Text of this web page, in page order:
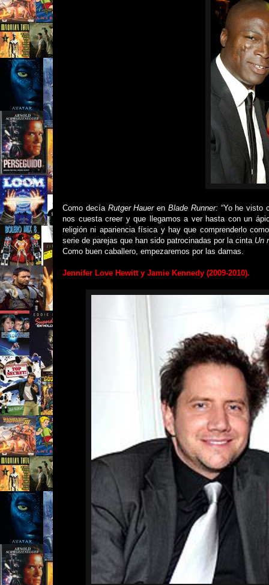
Como decía Rutger HauerenBlade Runner: “Yo he visto
nos cuesta creer y que llegamos a ver hasta con un
religión ni apariencia física y hay que comprenderlo
serie de parejas que han sido patrocinadas por la cinta Un
Como buen caballero, empezaremos por las damas.
Jennifer Love Hewitt y Jamie Kennedy (2009-2010).